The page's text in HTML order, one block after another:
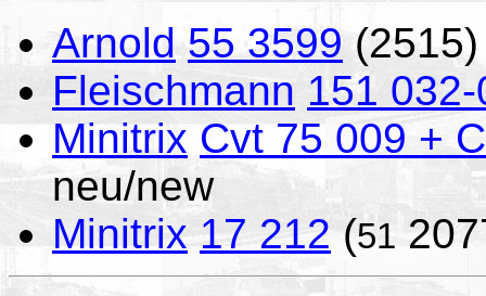
Arnold 55 3599(2515)
Fleischmann 151 032-
Minitrix Cvt 75 009 +
neu/new
Minitrix 17 212 (51